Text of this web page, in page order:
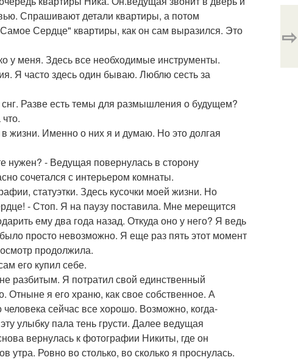
Спрашивают детали квартиры, а потом
Сердце" квартиры, как он сам выразился. Это
у меня. Здесь все необходимые инструменты.
Я часто здесь один бываю. Люблю сесть за
Разве есть темы для размышления о будущем?
жизни. Именно о них я и думаю. Но это долгая
нужен? - Ведущая повернулась в сторону
сочетался с интерьером комнаты.
статуэтки. Здесь кусочки моей жизни. Но
- Стоп. Я на паузу поставила. Мне мерещится
ему два года назад. Откуда оно у него? Я ведь
просто невозможно. Я еще раз пять этот момент
продолжила.
его купил себе.
разбитым. Я потратил свой единственный
Отныне я его храню, как свое собственное. А
человека сейчас все хорошо. Возможно, когда-
улыбку пала тень грусти. Далее ведущая
вернулась к фотографии Никиты, где он
Ровно во столько, во сколько я проснулась.
⇨